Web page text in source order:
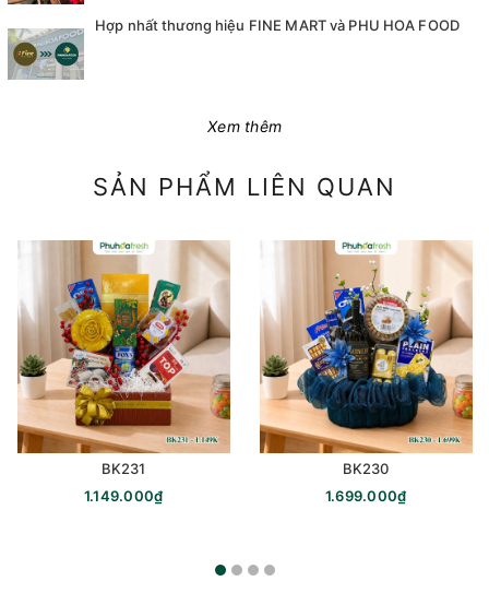
Hợp nhất thương hiệu FINE MART và PHU HOA FOOD
Xem thêm
SẢN PHẨM LIÊN QUAN
BK231
1.149.000₫
BK230
1.699.000₫